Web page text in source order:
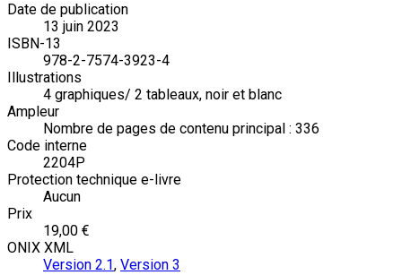
Date de publication
13 juin 2023
ISBN-13
978-2-7574-3923-4
Illustrations
4 graphiques/ 2 tableaux, noir et blanc
Ampleur
Nombre de pages de contenu principal : 336
Code interne
2204P
Protection technique e-livre
Aucun
Prix
19,00 €
ONIX XML
Version 2.1, Version 3